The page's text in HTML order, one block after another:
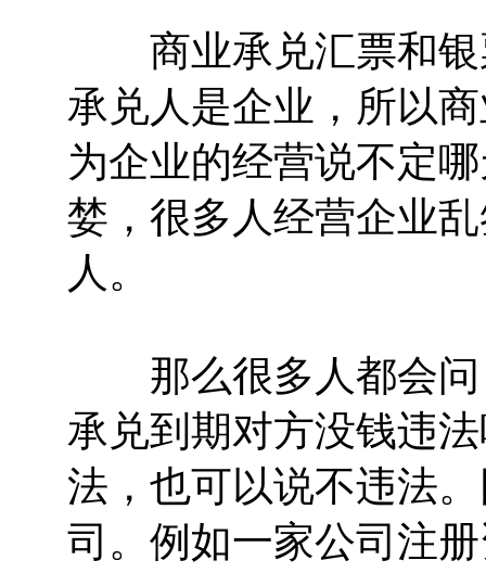
商业承兑汇票和银
承兑人是企业，所以
为企业的经营说不定
婪，很多人经营企业
人。
那么很多人都会问
承兑到期对方没钱违
法，也可以说不违法
司。例如一家公司注